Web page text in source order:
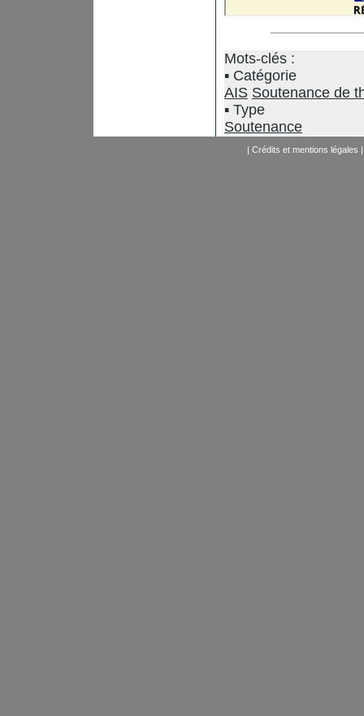
Mots-clés :
Catégorie
AIS Soutenance de
Type
Soutenance
| Crédits et mentions légales